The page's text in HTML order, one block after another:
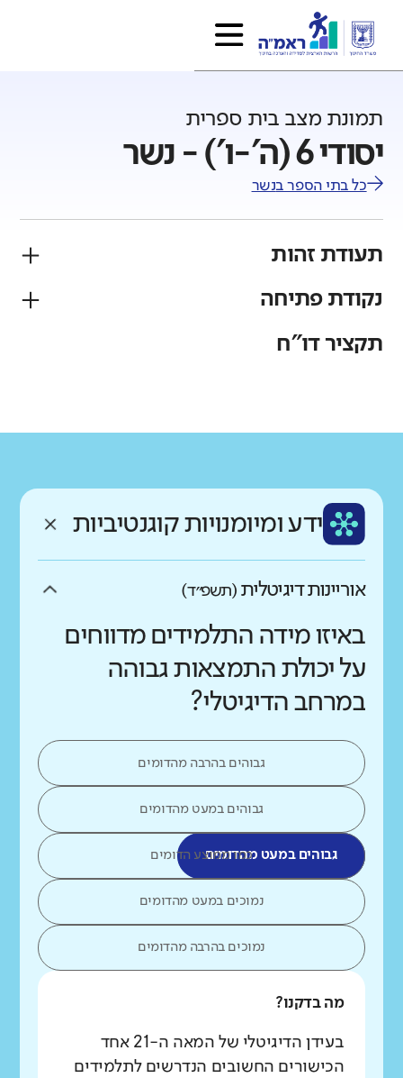
תמונת מצב בית ספרית
יסודי 6 (ה'-ו') - נשר
כל בתי הספר בנשר
תעודת זהות
פיקוח
נקודת פתיחה
רקע חברתי כלכלי
ממוצע תלמידים בכיתה
גבוה נמוך
תקציר דו"ח
ידע ומיומנויות קוגנטיביות
אוריינות דיגיטלית (תשפ״ד)
באיזו מידה התלמידים מדווחים
על יכולת התמצאות גבוהה
במרחב הדיגיטלי?
גבוהים בהרבה מהדומים
גבוהים במעט מהדומים
גבוהים במעט מהדומיםכמו ממוצע הדומים
נמוכים במעט מהדומים
נמוכים בהרבה מהדומים
מה בדקנו?
בעידן הדיגיטלי של המאה ה-21 אחד
הכישורים החשובים הנדרשים לתלמידים